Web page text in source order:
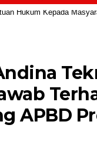
Hukum Kepada
APBD